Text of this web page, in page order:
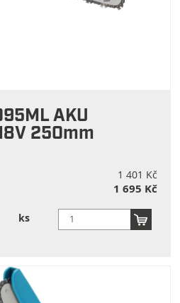
AKU
250mm
1 401 Kč
1 695 Kč
ks